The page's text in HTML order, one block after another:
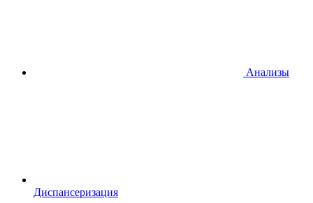
Анализы
Диспансеризация